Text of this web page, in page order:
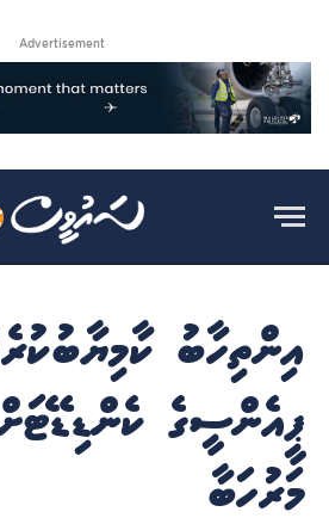
Advertisement
އިންތިހާބު
ޕީއެންސީގެ
މަރުހަބާ